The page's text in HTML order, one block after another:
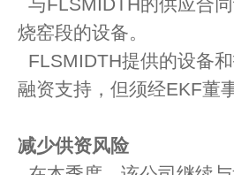
烧窑段的设备。
FLSMIDTH提供的设备
融资支持，但须经EKF董
减少供资风险